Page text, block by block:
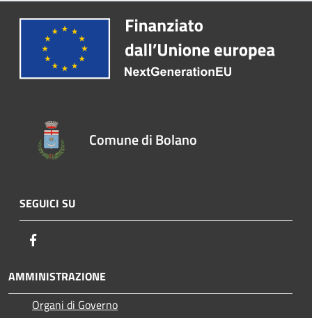
Comune di Bolano
SEGUICI SU
AMMINISTRAZIONE
Organi di Governo